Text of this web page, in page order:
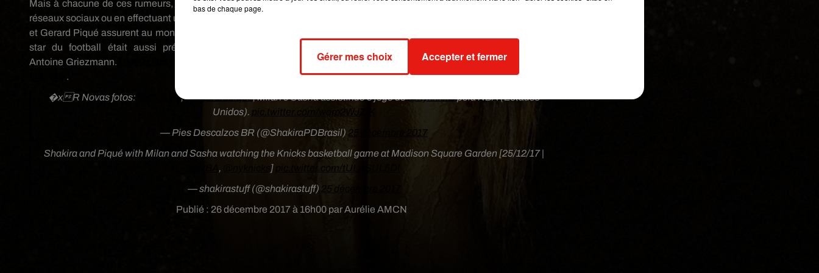
Publié : 26 décembre 2017 à 16h00 par Aurélie AMCN
Mais à chacune de ces rumeurs, les deux stars s’empressaient de démentir les rumeurs en publiant des photos sur les
réseaux sociaux ou en effectuant une sortie publique.
et Gerard Piqué assurent au monde entier que tout va bien entre eux.
star du football était aussi présente en famille au «
Antoine Griezmann. accompagnéde sa petite famille, Erika son épouse et leur
.
�xR Novas fotos:
@shakira,@3gerardpique, Milan e Sasha assistindo o jogo do@nyknickspela NBA (Estados
Unidos). pic.twitter.com/wqrp2WJZtK
— Pies Descalzos BR (@ShakiraPDBrasil) 25 décembre 2017
Shakira and Piqué with Milan and Sasha watching the Knicks basketball game at Madison Square Garden [25/12/17 |
, ]
pic.twitter.com/tULASUL5Dl
— shakirastuff (@shakirastuff) 25 décembre 2017
bas de chaque page.
Gérer mes choix Accepter et fermer